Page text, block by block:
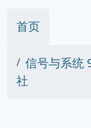
首页
信号与系统
社